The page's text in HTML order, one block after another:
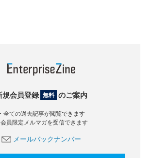
規会員登録 無料 のご案内
・全ての過去記事が閲覧できます
会員限定メルマガを受信できます
メールバックナンバー